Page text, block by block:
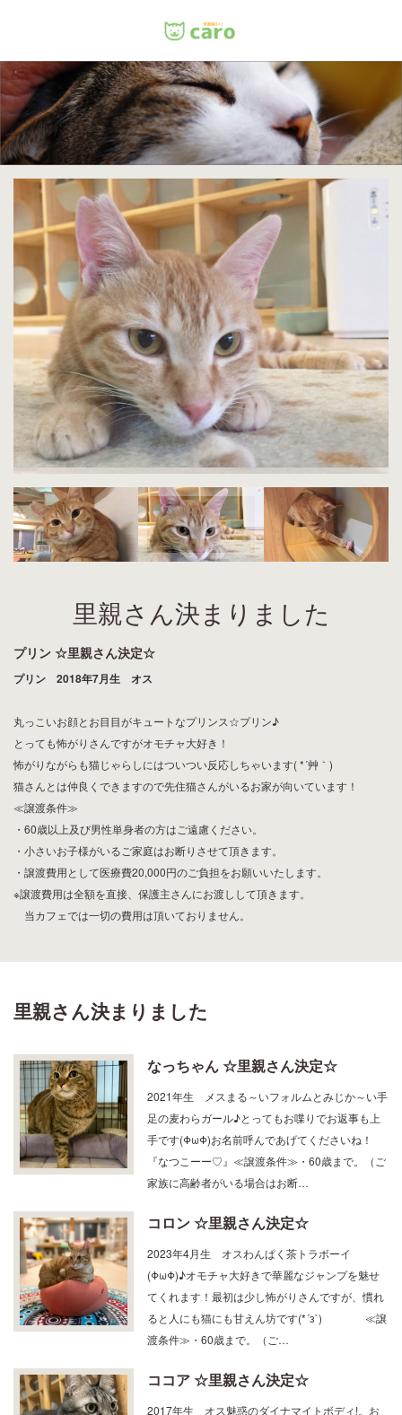
里親さん決まりました
プリン ☆里親さん決定☆
プリン 2018年7月生 オス
丸っこいお顔とお目目がキュートなプリンス☆プリン♪
とっても怖がりさんですがオモチャ大好き！
怖がりながらも猫じゃらしにはついつい反応しちゃいます( *´艸｀)
猫さんとは仲良くできますので先住猫さんがいるお家が向いています！
≪譲渡条件≫
・60歳以上及び男性単身者の方はご遠慮ください。
・小さいお子様がいるご家庭はお断りさせて頂きます。
・譲渡費用として医療費20,000円のご負担をお願いいたします。
※譲渡費用は全額を直接、保護主さんにお渡しして頂きます。
当カフェでは一切の費用は頂いておりません。
里親さん決まりました
なっちゃん ☆里親さん決定☆
2021年生 メスまる～いフォルムとみじか～い手
足の麦わらガール♪とってもお喋りでお返事も上
手です(ΦωΦ)お名前呼んであげてくださいね！
『なつこーー♡』≪譲渡条件≫・60歳まで。（ご
家族に高齢者がいる場合はお断…
コロン ☆里親さん決定☆
2023年4月生 オスわんぱく茶トラボーイ
(ΦωΦ)♪オモチャ大好きで華麗なジャンプを魅せ
てくれます！最初は少し怖がりさんですが、慣れ
ると人にも猫にも甘えん坊です(*´з`) ≪譲
渡条件≫・60歳まで。（ご…
ココア ☆里親さん決定☆
2017年生 オス魅惑のダイナマイトボディ!。お
Menu
ホーム
料金
里親について
店舗情報
お問い合わせ